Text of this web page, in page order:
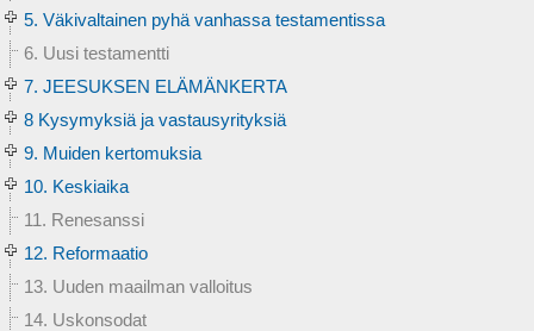
5. Väkivaltainen pyhä vanhassa testamentissa
6. Uusi testamentti
7. JEESUKSEN ELÄMÄNKERTA
8 Kysymyksiä ja vastausyrityksiä
9. Muiden kertomuksia
10. Keskiaika
11. Renesanssi
12. Reformaatio
13. Uuden maailman valloitus
14. Uskonsodat